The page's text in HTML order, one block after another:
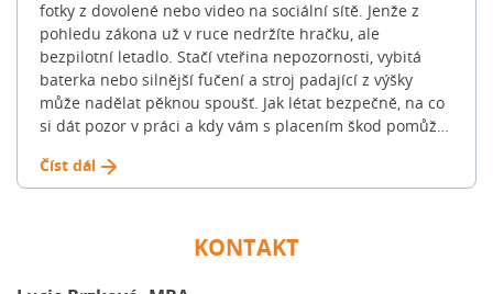
nemovitosti (u žadatelů do 36 let často až do 90 %).
Zbývající část musíte dofinancovat z vlastních úspor, […]
Článek Jak na novou hypotéku: Celý proces krok za
krokem se nejdříve objevil na Blog FinGO.cz.
fotky z dovolené nebo video na sociální sítě. Jenže z
pohledu zákona už v ruce nedržíte hračku, ale
bezpilotní letadlo. Stačí vteřina nepozornosti, vybitá
baterka nebo silnější fučení a stroj padající z výšky
může nadělat pěknou spoušť. Jak létat bezpečně, na co
si dát pozor v práci a kdy vám s placením škod pomůže
pravidla, která v roce 2026 platí v ČR i v unii. Jaké škody
dron nejčastěji způsobí? Když se dron vymkne kontrole,
Pojišťovny nejčastěji řeší tyto tři situace: 🟠 Příklad z
Pád na kapotu zánovního SUV pak majitele vyjde klidně
Číst dál
KONTAKT